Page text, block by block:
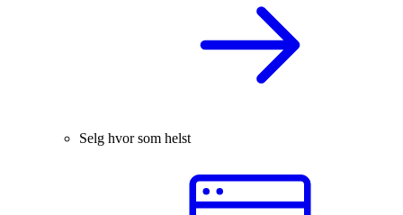
Selg hvor som helst